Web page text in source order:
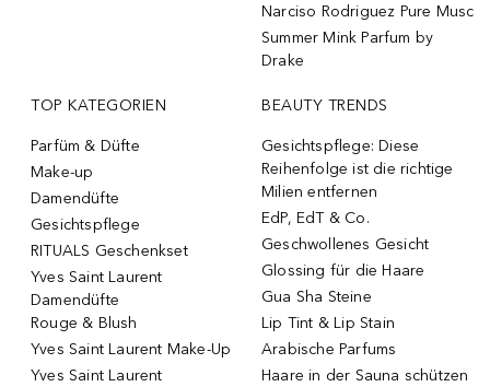
Narciso Rodriguez Pure Musc
Summer Mink Parfum by
Drake
TOP KATEGORIEN
Parfüm & Düfte
Make-up
Damendüfte
Gesichtspflege
RITUALS Geschenkset
Yves Saint Laurent
Damendüfte
Rouge & Blush
Yves Saint Laurent Make-Up
Yves Saint Laurent
BEAUTY TRENDS
Gesichtspflege: Diese
Reihenfolge ist die richtige
Milien entfernen
EdP, EdT & Co.
Geschwollenes Gesicht
Glossing für die Haare
Gua Sha Steine
Lip Tint & Lip Stain
Arabische Parfums
Haare in der Sauna schützen